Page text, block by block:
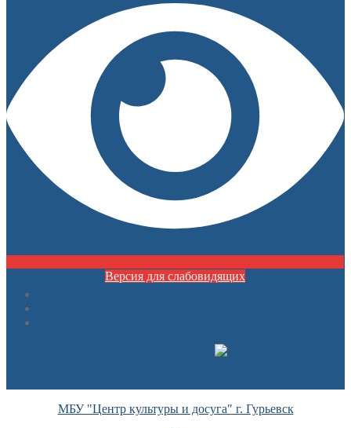
Версия для слабовидящих
МБУ "Центр культуры и досуга" г. Гурьевск